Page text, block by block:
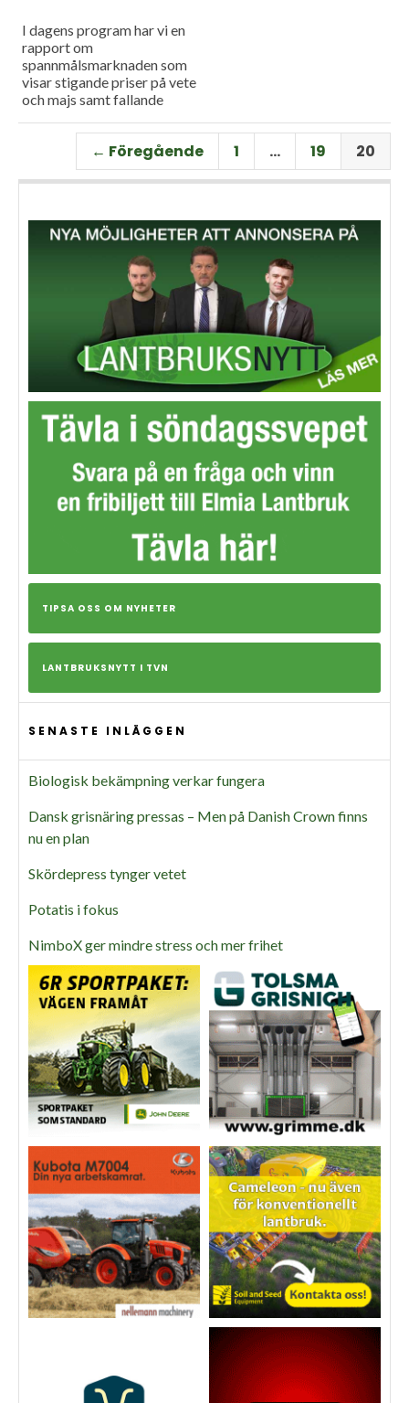
I dagens program har vi en
rapport om
spannmålsmarknaden som
visar stigande priser på vete
och majs samt fallande
premiär för vårt
måndagsprogram med en
längre intervju med Erik
Stjerndahl vd för HIR Skåne,
fältdagar.
← Föregående 1 … 19 20
TIPSA OSS OM NYHETER
LANTBRUKSNYTT I TVN
SENASTE INLÄGGEN
Biologisk bekämpning verkar fungera
Dansk grisnäring pressas – Men på Danish Crown finns
nu en plan
Skördepress tynger vetet
Potatis i fokus
NimboX ger mindre stress och mer frihet